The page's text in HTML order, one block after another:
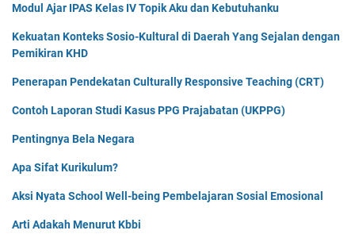
Modul Ajar IPAS Kelas IV Topik Aku dan Kebutuhanku
Kekuatan Konteks Sosio-Kultural di Daerah Yang Sejalan dengan
Pemikiran KHD
Penerapan Pendekatan Culturally Responsive Teaching (CRT)
Contoh Laporan Studi Kasus PPG Prajabatan (UKPPG)
Pentingnya Bela Negara
Apa Sifat Kurikulum?
Aksi Nyata School Well-being Pembelajaran Sosial Emosional
Arti Adakah Menurut Kbbi